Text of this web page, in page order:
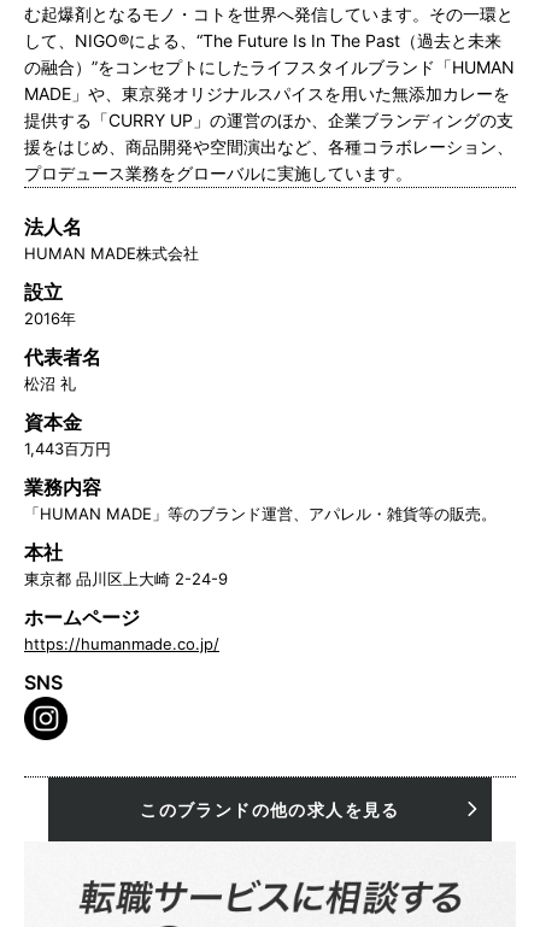
む起爆剤となるモノ・コトを世界へ発信しています。その一環と
して、NIGO®による、“The Future Is In The Past（過去と未来
の融合）”をコンセプトにしたライフスタイルブランド「HUMAN
MADE」や、東京発オリジナルスパイスを用いた無添加カレーを
提供する「CURRY UP」の運営のほか、企業ブランディングの支
援をはじめ、商品開発や空間演出など、各種コラボレーション、
プロデュース業務をグローバルに実施しています。
法人名
HUMAN MADE株式会社
設立
2016年
代表者名
松沼 礼
資本金
1,443百万円
業務内容
「HUMAN MADE」等のブランド運営、アパレル・雑貨等の販売。
本社
東京都 品川区上大崎 2-24-9
ホームページ
https://humanmade.co.jp/
SNS
このブランドの他の求人を見る